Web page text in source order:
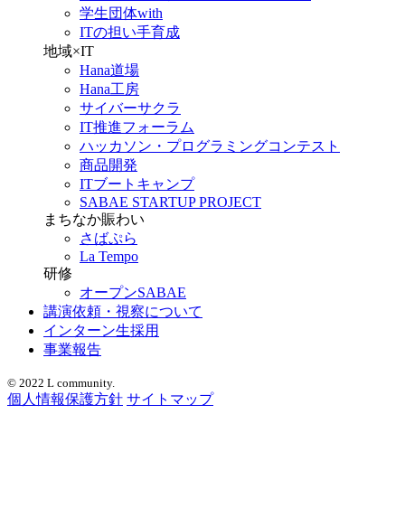
学生団体with
ITの担い手育成
地域×IT
Hana道場
Hana工房
サイバーサクラ
IT推進フォーラム
ハッカソン・プログラミングコンテスト
商品開発
ITブートキャンプ
SABAE STARTUP PROJECT
まちなか賑わい
さばぷら
La Tempo
研修
オープンSABAE
講演依頼・視察について
インターン生採用
事業報告
© 2022 L community.
個人情報保護方針 サイトマップ